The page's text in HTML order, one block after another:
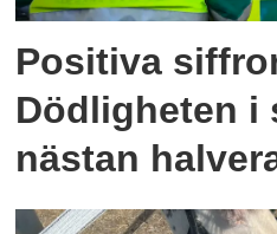
Positiva
Dödligheten i
nästan